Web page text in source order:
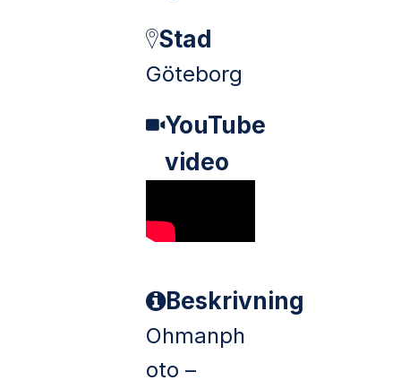
Stad
Göteborg
YouTube
video
Beskrivning
Ohmanph
oto –